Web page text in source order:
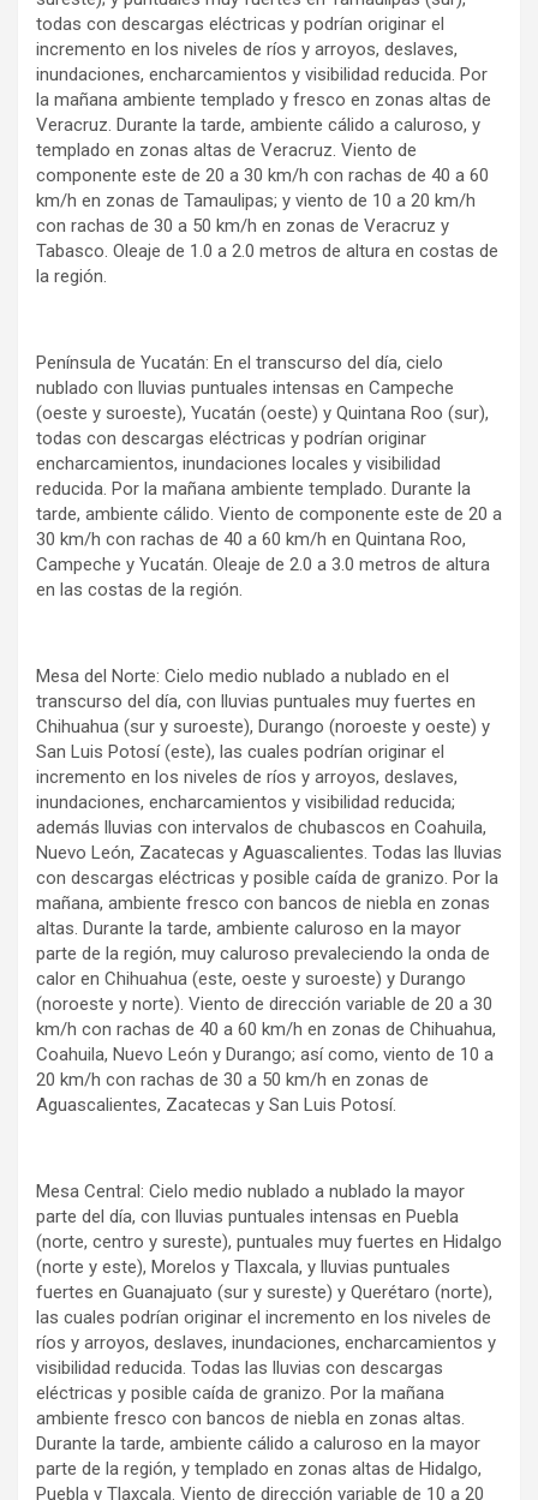
todas con descargas eléctricas y podrían originar el
incremento en los niveles de ríos y arroyos, deslaves,
inundaciones, encharcamientos y visibilidad reducida. Por
la mañana ambiente templado y fresco en zonas altas de
Veracruz. Durante la tarde, ambiente cálido a caluroso, y
templado en zonas altas de Veracruz. Viento de
componente este de 20 a 30 km/h con rachas de 40 a 60
km/h en zonas de Tamaulipas; y viento de 10 a 20 km/h
con rachas de 30 a 50 km/h en zonas de Veracruz y
Tabasco. Oleaje de 1.0 a 2.0 metros de altura en costas de
la región.
Península de Yucatán: En el transcurso del día, cielo
nublado con lluvias puntuales intensas en Campeche
(oeste y suroeste), Yucatán (oeste) y Quintana Roo (sur),
todas con descargas eléctricas y podrían originar
encharcamientos, inundaciones locales y visibilidad
reducida. Por la mañana ambiente templado. Durante la
tarde, ambiente cálido. Viento de componente este de 20 a
30 km/h con rachas de 40 a 60 km/h en Quintana Roo,
Campeche y Yucatán. Oleaje de 2.0 a 3.0 metros de altura
en las costas de la región.
Mesa del Norte: Cielo medio nublado a nublado en el
transcurso del día, con lluvias puntuales muy fuertes en
Chihuahua (sur y suroeste), Durango (noroeste y oeste) y
San Luis Potosí (este), las cuales podrían originar el
incremento en los niveles de ríos y arroyos, deslaves,
inundaciones, encharcamientos y visibilidad reducida;
además lluvias con intervalos de chubascos en Coahuila,
Nuevo León, Zacatecas y Aguascalientes. Todas las lluvias
con descargas eléctricas y posible caída de granizo. Por la
mañana, ambiente fresco con bancos de niebla en zonas
altas. Durante la tarde, ambiente caluroso en la mayor
parte de la región, muy caluroso prevaleciendo la onda de
calor en Chihuahua (este, oeste y suroeste) y Durango
(noroeste y norte). Viento de dirección variable de 20 a 30
km/h con rachas de 40 a 60 km/h en zonas de Chihuahua,
Coahuila, Nuevo León y Durango; así como, viento de 10 a
20 km/h con rachas de 30 a 50 km/h en zonas de
Aguascalientes, Zacatecas y San Luis Potosí.
Mesa Central: Cielo medio nublado a nublado la mayor
parte del día, con lluvias puntuales intensas en Puebla
(norte, centro y sureste), puntuales muy fuertes en Hidalgo
(norte y este), Morelos y Tlaxcala, y lluvias puntuales
fuertes en Guanajuato (sur y sureste) y Querétaro (norte),
las cuales podrían originar el incremento en los niveles de
ríos y arroyos, deslaves, inundaciones, encharcamientos y
visibilidad reducida. Todas las lluvias con descargas
eléctricas y posible caída de granizo. Por la mañana
ambiente fresco con bancos de niebla en zonas altas.
Durante la tarde, ambiente cálido a caluroso en la mayor
parte de la región, y templado en zonas altas de Hidalgo,
Puebla y Tlaxcala. Viento de dirección variable de 10 a 20